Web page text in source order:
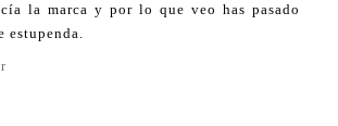
la marca y por lo que veo has pasado
estupenda.